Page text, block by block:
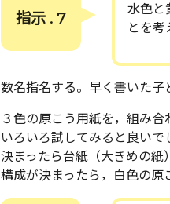
指示 . 7
水色と
とを考
数名指名する。早く書いた子
３色の原こう用紙を，組み
いろいろ試してみると良いで
決まったら台紙（大きめの紙
構成が決まったら，白色の原